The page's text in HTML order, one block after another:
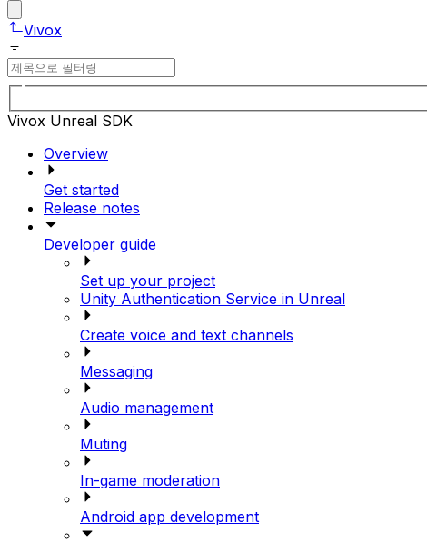
Vivox
Vivox Unreal SDK
Overview
Get started
Release notes
Developer guide
Set up your project
Unity Authentication Service in Unreal
Create voice and text channels
Messaging
Audio management
Muting
In-game moderation
Android app development